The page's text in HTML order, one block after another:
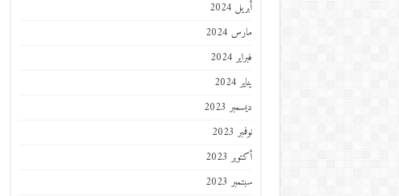
أبريل 2024
مارس 2024
فبراير 2024
يناير 2024
ديسمبر 2023
نوفمبر 2023
أكتوبر 2023
سبتمبر 2023